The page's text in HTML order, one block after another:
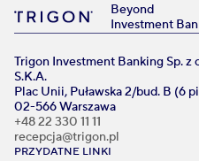
Beyond
Investment
Trigon Investment Banking Sp. z
S.K.A.
Plac Unii, Puławska 2/bud. B (6
02-566 Warszawa
+48 22 330 11 11
recepcja@trigon.pl
PRZYDATNE LINKI